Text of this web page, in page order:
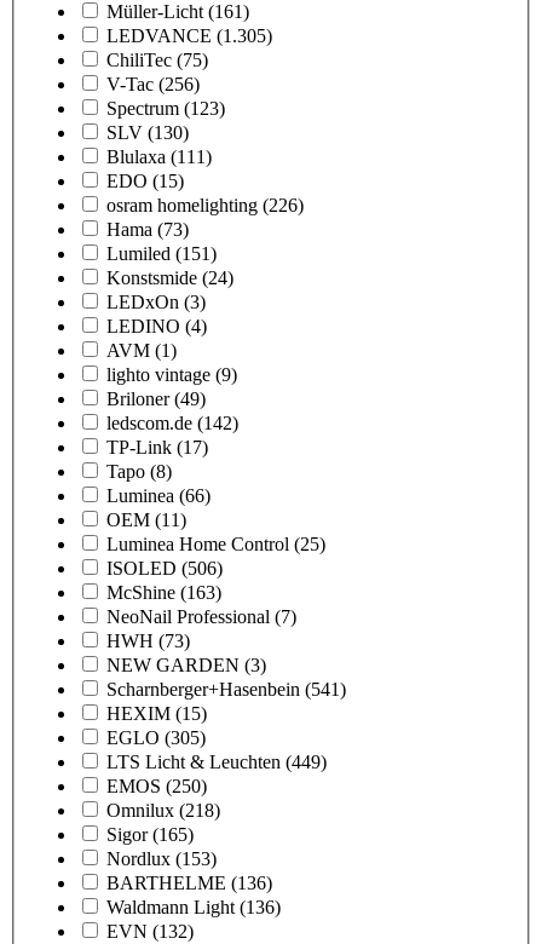
Müller-Licht (161)
LEDVANCE (1.305)
ChiliTec (75)
V-Tac (256)
Spectrum (123)
SLV (130)
Blulaxa (111)
EDO (15)
osram homelighting (226)
Hama (73)
Lumiled (151)
Konstsmide (24)
LEDxOn (3)
LEDINO (4)
AVM (1)
lighto vintage (9)
Briloner (49)
ledscom.de (142)
TP-Link (17)
Tapo (8)
Luminea (66)
OEM (11)
Luminea Home Control (25)
ISOLED (506)
McShine (163)
NeoNail Professional (7)
HWH (73)
NEW GARDEN (3)
Scharnberger+Hasenbein (541)
HEXIM (15)
EGLO (305)
LTS Licht & Leuchten (449)
EMOS (250)
Omnilux (218)
Sigor (165)
Nordlux (153)
BARTHELME (136)
Waldmann Light (136)
EVN (132)